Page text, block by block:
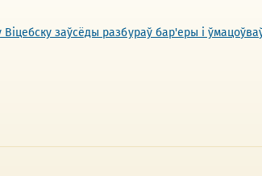
заўсёды разбураў бар'еры і